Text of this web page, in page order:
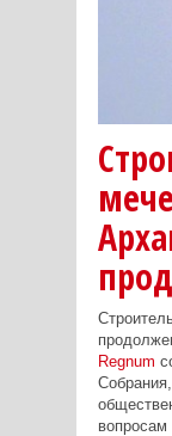
Regnum
вопросам